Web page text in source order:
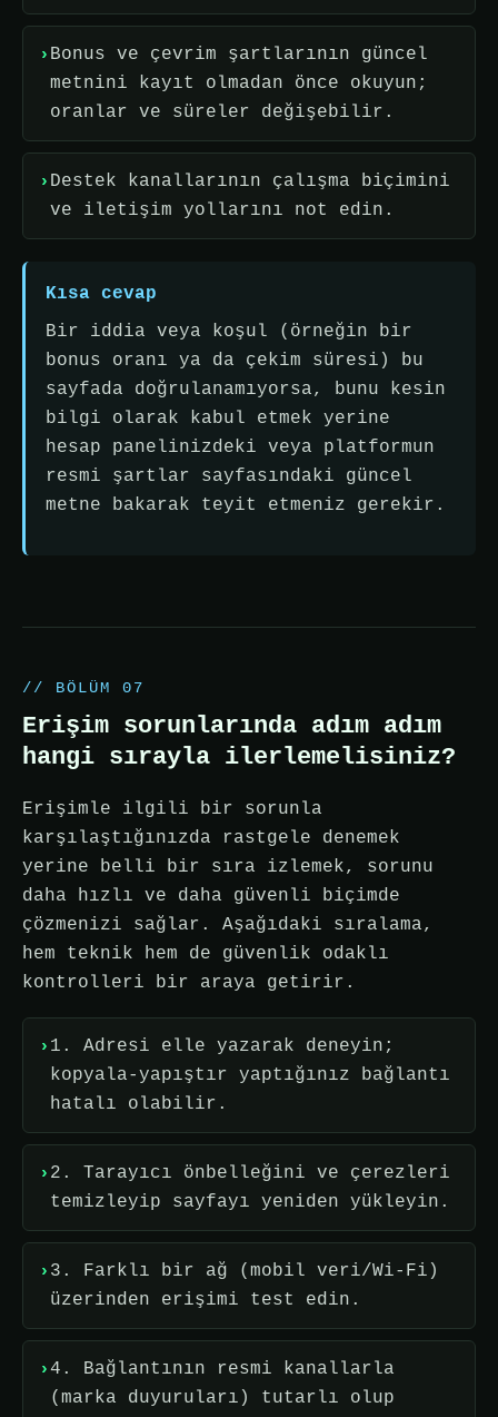
Bonus ve çevrim şartlarının güncel
metnini kayıt olmadan önce okuyun;
oranlar ve süreler değişebilir.
Destek kanallarının çalışma biçimini
ve iletişim yollarını not edin.
Kısa cevap
Bir iddia veya koşul (örneğin bir
bonus oranı ya da çekim süresi) bu
sayfada doğrulanamıyorsa, bunu kesin
bilgi olarak kabul etmek yerine
hesap panelinizdeki veya platformun
resmi şartlar sayfasındaki güncel
metne bakarak teyit etmeniz gerekir.
// BÖLÜM 07
Erişim sorunlarında adım adım
hangi sırayla ilerlemelisiniz?
Erişimle ilgili bir sorunla
karşılaştığınızda rastgele denemek
yerine belli bir sıra izlemek, sorunu
daha hızlı ve daha güvenli biçimde
çözmenizi sağlar. Aşağıdaki sıralama,
hem teknik hem de güvenlik odaklı
kontrolleri bir araya getirir.
1. Adresi elle yazarak deneyin;
kopyala-yapıştır yaptığınız bağlantı
hatalı olabilir.
2. Tarayıcı önbelleğini ve çerezleri
temizleyip sayfayı yeniden yükleyin.
3. Farklı bir ağ (mobil veri/Wi-Fi)
üzerinden erişimi test edin.
4. Bağlantının resmi kanallarla
(marka duyuruları) tutarlı olup